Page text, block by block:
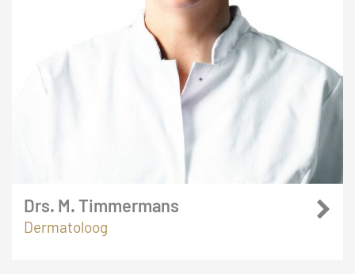
Drs. M. Timmermans
Dermatoloog